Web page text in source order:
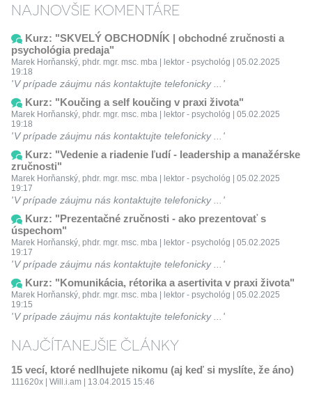
NAJNOVŠIE KOMENTÁRE
Kurz: "SKVELÝ OBCHODNÍK | obchodné zručnosti a
psychológia predaja"
Marek Horňanský, phdr. mgr. msc. mba | lektor - psychológ | 05.02.2025
19:18
V prípade záujmu nás kontaktujte telefonicky ...
Kurz: "Koučing a self koučing v praxi života"
Marek Horňanský, phdr. mgr. msc. mba | lektor - psychológ | 05.02.2025
19:18
V prípade záujmu nás kontaktujte telefonicky ...
Kurz: "Vedenie a riadenie ľudí - leadership a manažérske
zručnosti"
Marek Horňanský, phdr. mgr. msc. mba | lektor - psychológ | 05.02.2025
19:17
V prípade záujmu nás kontaktujte telefonicky ...
Kurz: "Prezentačné zručnosti - ako prezentovať s
úspechom"
Marek Horňanský, phdr. mgr. msc. mba | lektor - psychológ | 05.02.2025
19:17
V prípade záujmu nás kontaktujte telefonicky ...
Kurz: "Komunikácia, rétorika a asertivita v praxi života"
Marek Horňanský, phdr. mgr. msc. mba | lektor - psychológ | 05.02.2025
19:15
V prípade záujmu nás kontaktujte telefonicky ...
NAJČÍTANEJŠIE ČLÁNKY
15 vecí, ktoré nedlhujete nikomu (aj keď si myslíte, že áno)
111620x | Will.i.am | 13.04.2015 15:46